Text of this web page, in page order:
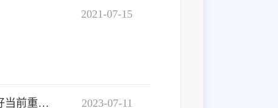
2021-07-15
营政办公开〔2023〕9号：关于持续深化政务公开做好当前重点工作的任务分解 2023-07-11